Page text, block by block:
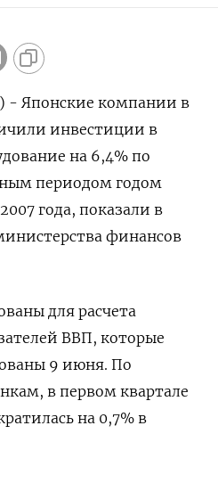
- Японские компании в
инвестиции в
на 6,4% по
периодом годом
года, показали в
финансов
для расчета
ВВП, которые
9 июня. По
в первом квартале
на 0,7% в